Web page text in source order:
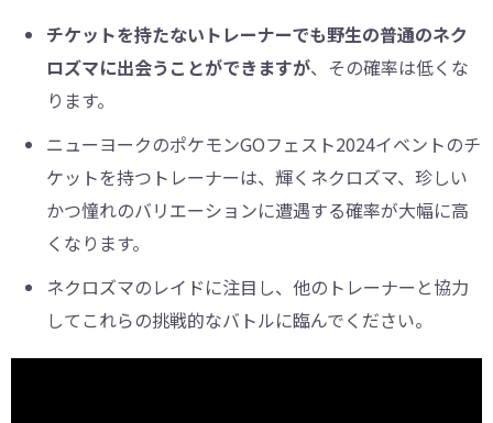
チケットを持たないトレーナーでも野生の普通のネク
ロズマに出会うことができますが、その確率は低くな
ります。
ニューヨークのポケモンGOフェスト2024イベントのチ
ケットを持つトレーナーは、輝くネクロズマ、珍しい
かつ憧れのバリエーションに遭遇する確率が大幅に高
くなります。
ネクロズマのレイドに注目し、他のトレーナーと協力
してこれらの挑戦的なバトルに臨んでください。